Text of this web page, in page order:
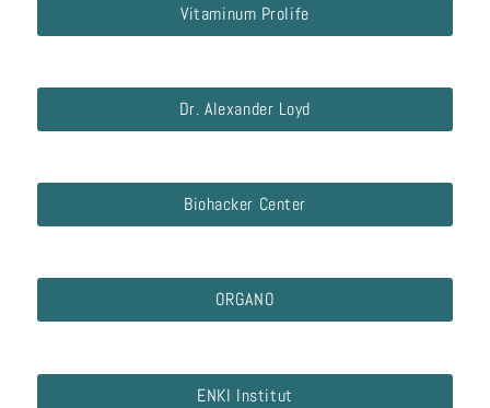
Vitaminum Prolife
Dr. Alexander Loyd
Biohacker Center
ORGANO
ENKI Institut